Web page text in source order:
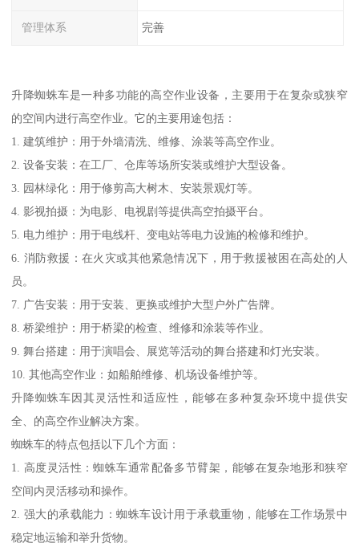
管理体系 完善
升降蜘蛛车是一种多功能的高空作业设备，主要用于在复杂或狭窄
的空间内进行高空作业。它的主要用途包括：
1. 建筑维护：用于外墙清洗、维修、涂装等高空作业。
2. 设备安装：在工厂、仓库等场所安装或维护大型设备。
3. 园林绿化：用于修剪高大树木、安装景观灯等。
4. 影视拍摄：为电影、电视剧等提供高空拍摄平台。
5. 电力维护：用于电线杆、变电站等电力设施的检修和维护。
6. 消防救援：在火灾或其他紧急情况下，用于救援被困在高处的人
员。
7. 广告安装：用于安装、更换或维护大型户外广告牌。
8. 桥梁维护：用于桥梁的检查、维修和涂装等作业。
9. 舞台搭建：用于演唱会、展览等活动的舞台搭建和灯光安装。
10. 其他高空作业：如船舶维修、机场设备维护等。
升降蜘蛛车因其灵活性和适应性，能够在多种复杂环境中提供安
全、的高空作业解决方案。
蜘蛛车的特点包括以下几个方面：
1. 高度灵活性：蜘蛛车通常配备多节臂架，能够在复杂地形和狭窄
空间内灵活移动和操作。
2. 强大的承载能力：蜘蛛车设计用于承载重物，能够在工作场景中
稳定地运输和举升货物。